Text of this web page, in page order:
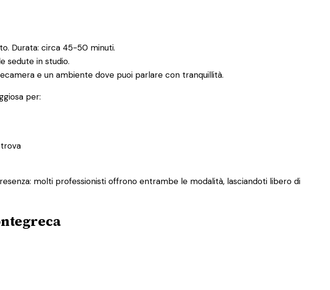
Durata: circa 45-50 minuti.
sedute in studio.
e un ambiente dove puoi parlare con tranquillità.
per:
molti professionisti offrono entrambe le modalità, lasciandoti libero di